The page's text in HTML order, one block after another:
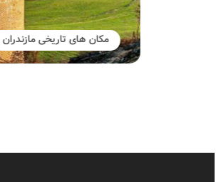
مکان های تاریخی مازندران